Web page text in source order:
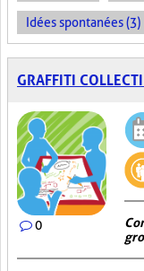
Idées spontanées (3)
GRAFFITI
0